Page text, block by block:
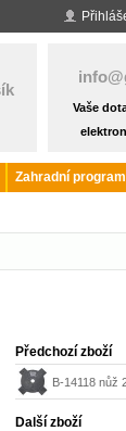
Vaše
Zahradní program
Předchozí zboží
B-14118 nůž
křovinořez
Další zboží